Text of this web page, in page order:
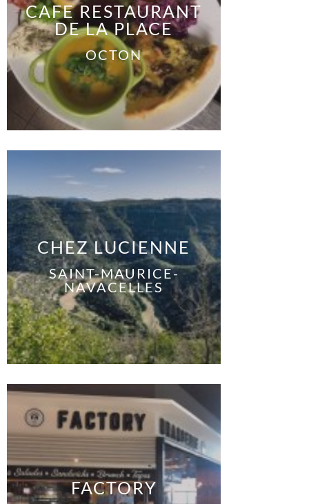
CAFE RESTAURANT
DE LA PLACE
OCTON
CHEZ LUCIENNE
SAINT-MAURICE-
NAVACELLES
FACTORY